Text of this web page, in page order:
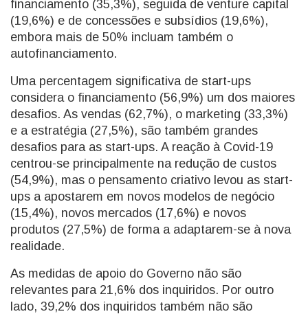
financiamento (35,3%), seguida de venture capital
(19,6%) e de concessões e subsídios (19,6%),
embora mais de 50% incluam também o
autofinanciamento.
Uma percentagem significativa de start-ups
considera o financiamento (56,9%) um dos maiores
desafios. As vendas (62,7%), o marketing (33,3%)
e a estratégia (27,5%), são também grandes
desafios para as start-ups. A reação à Covid-19
centrou-se principalmente na redução de custos
(54,9%), mas o pensamento criativo levou as start-
ups a apostarem em novos modelos de negócio
(15,4%), novos mercados (17,6%) e novos
produtos (27,5%) de forma a adaptarem-se à nova
realidade.
As medidas de apoio do Governo não são
relevantes para 21,6% dos inquiridos. Por outro
lado, 39,2% dos inquiridos também não são